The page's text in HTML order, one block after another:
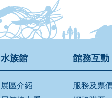
水族館
展區介紹
館務互動
服務及票